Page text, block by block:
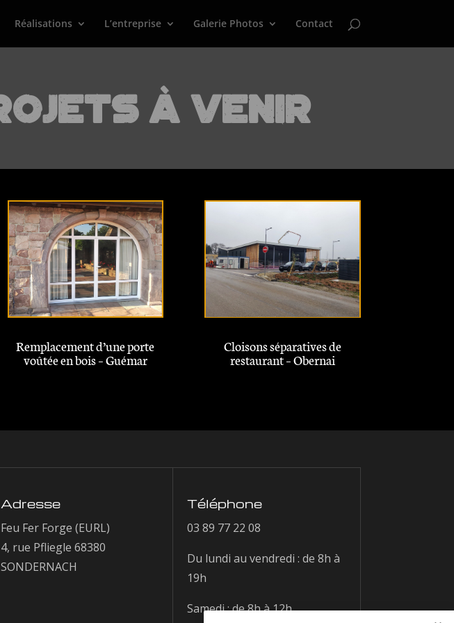
Réalisations L’entreprise Galerie Photos Contact
à venir
Remplacement d’une porte
voûtée en bois – Guémar
Cloisons séparatives de
restaurant – Obernai
Adresse
Feu Fer Forge (EURL)
4, rue Pfliegle 68380
SONDERNACH
Téléphone
03 89 77 22 08
Du lundi au vendredi :de 8h à
19h
Samedi :de 8h à 12h